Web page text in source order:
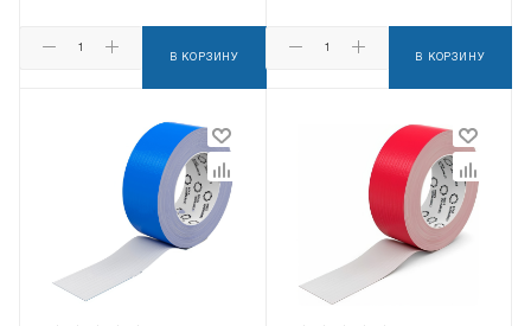
В КОРЗИНУ В КОРЗИНУ